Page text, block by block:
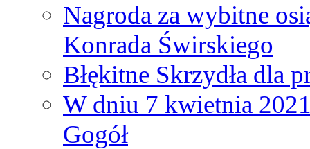
Nagroda za wybitne
Konrada Świrskiego
Błękitne Skrzydła dla
W dniu 7 kwietnia
Gogół